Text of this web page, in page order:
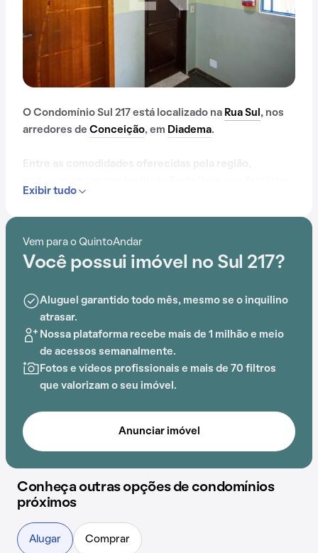
O Condomínio Sul 217 está localizado na Rua Sul , nos
arredores de Conceição, em Diadema.
segurança e conforto. Dentro do Condomínio Sul 217,
é possível aproveitar salão de festas e playground, o
Exibir tudo
Vem para o QuintoAndar
Você possui imóvel no Sul 217?
Aluguel garantido todo mês, mesmo se o inquilino
atrasar.
Nossa plataforma recebe mais de 1 milhão e meio
de acessos semanalmente.
Fotos e vídeos profissionais e mais de 70 filtros
que valorizam o seu imóvel.
Anunciar imóvel
Conheça outras opções de condomínios
próximos
Alugar Comprar